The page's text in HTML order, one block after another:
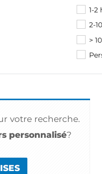
1-2
2-
>
votre recherche.
personnalisé?